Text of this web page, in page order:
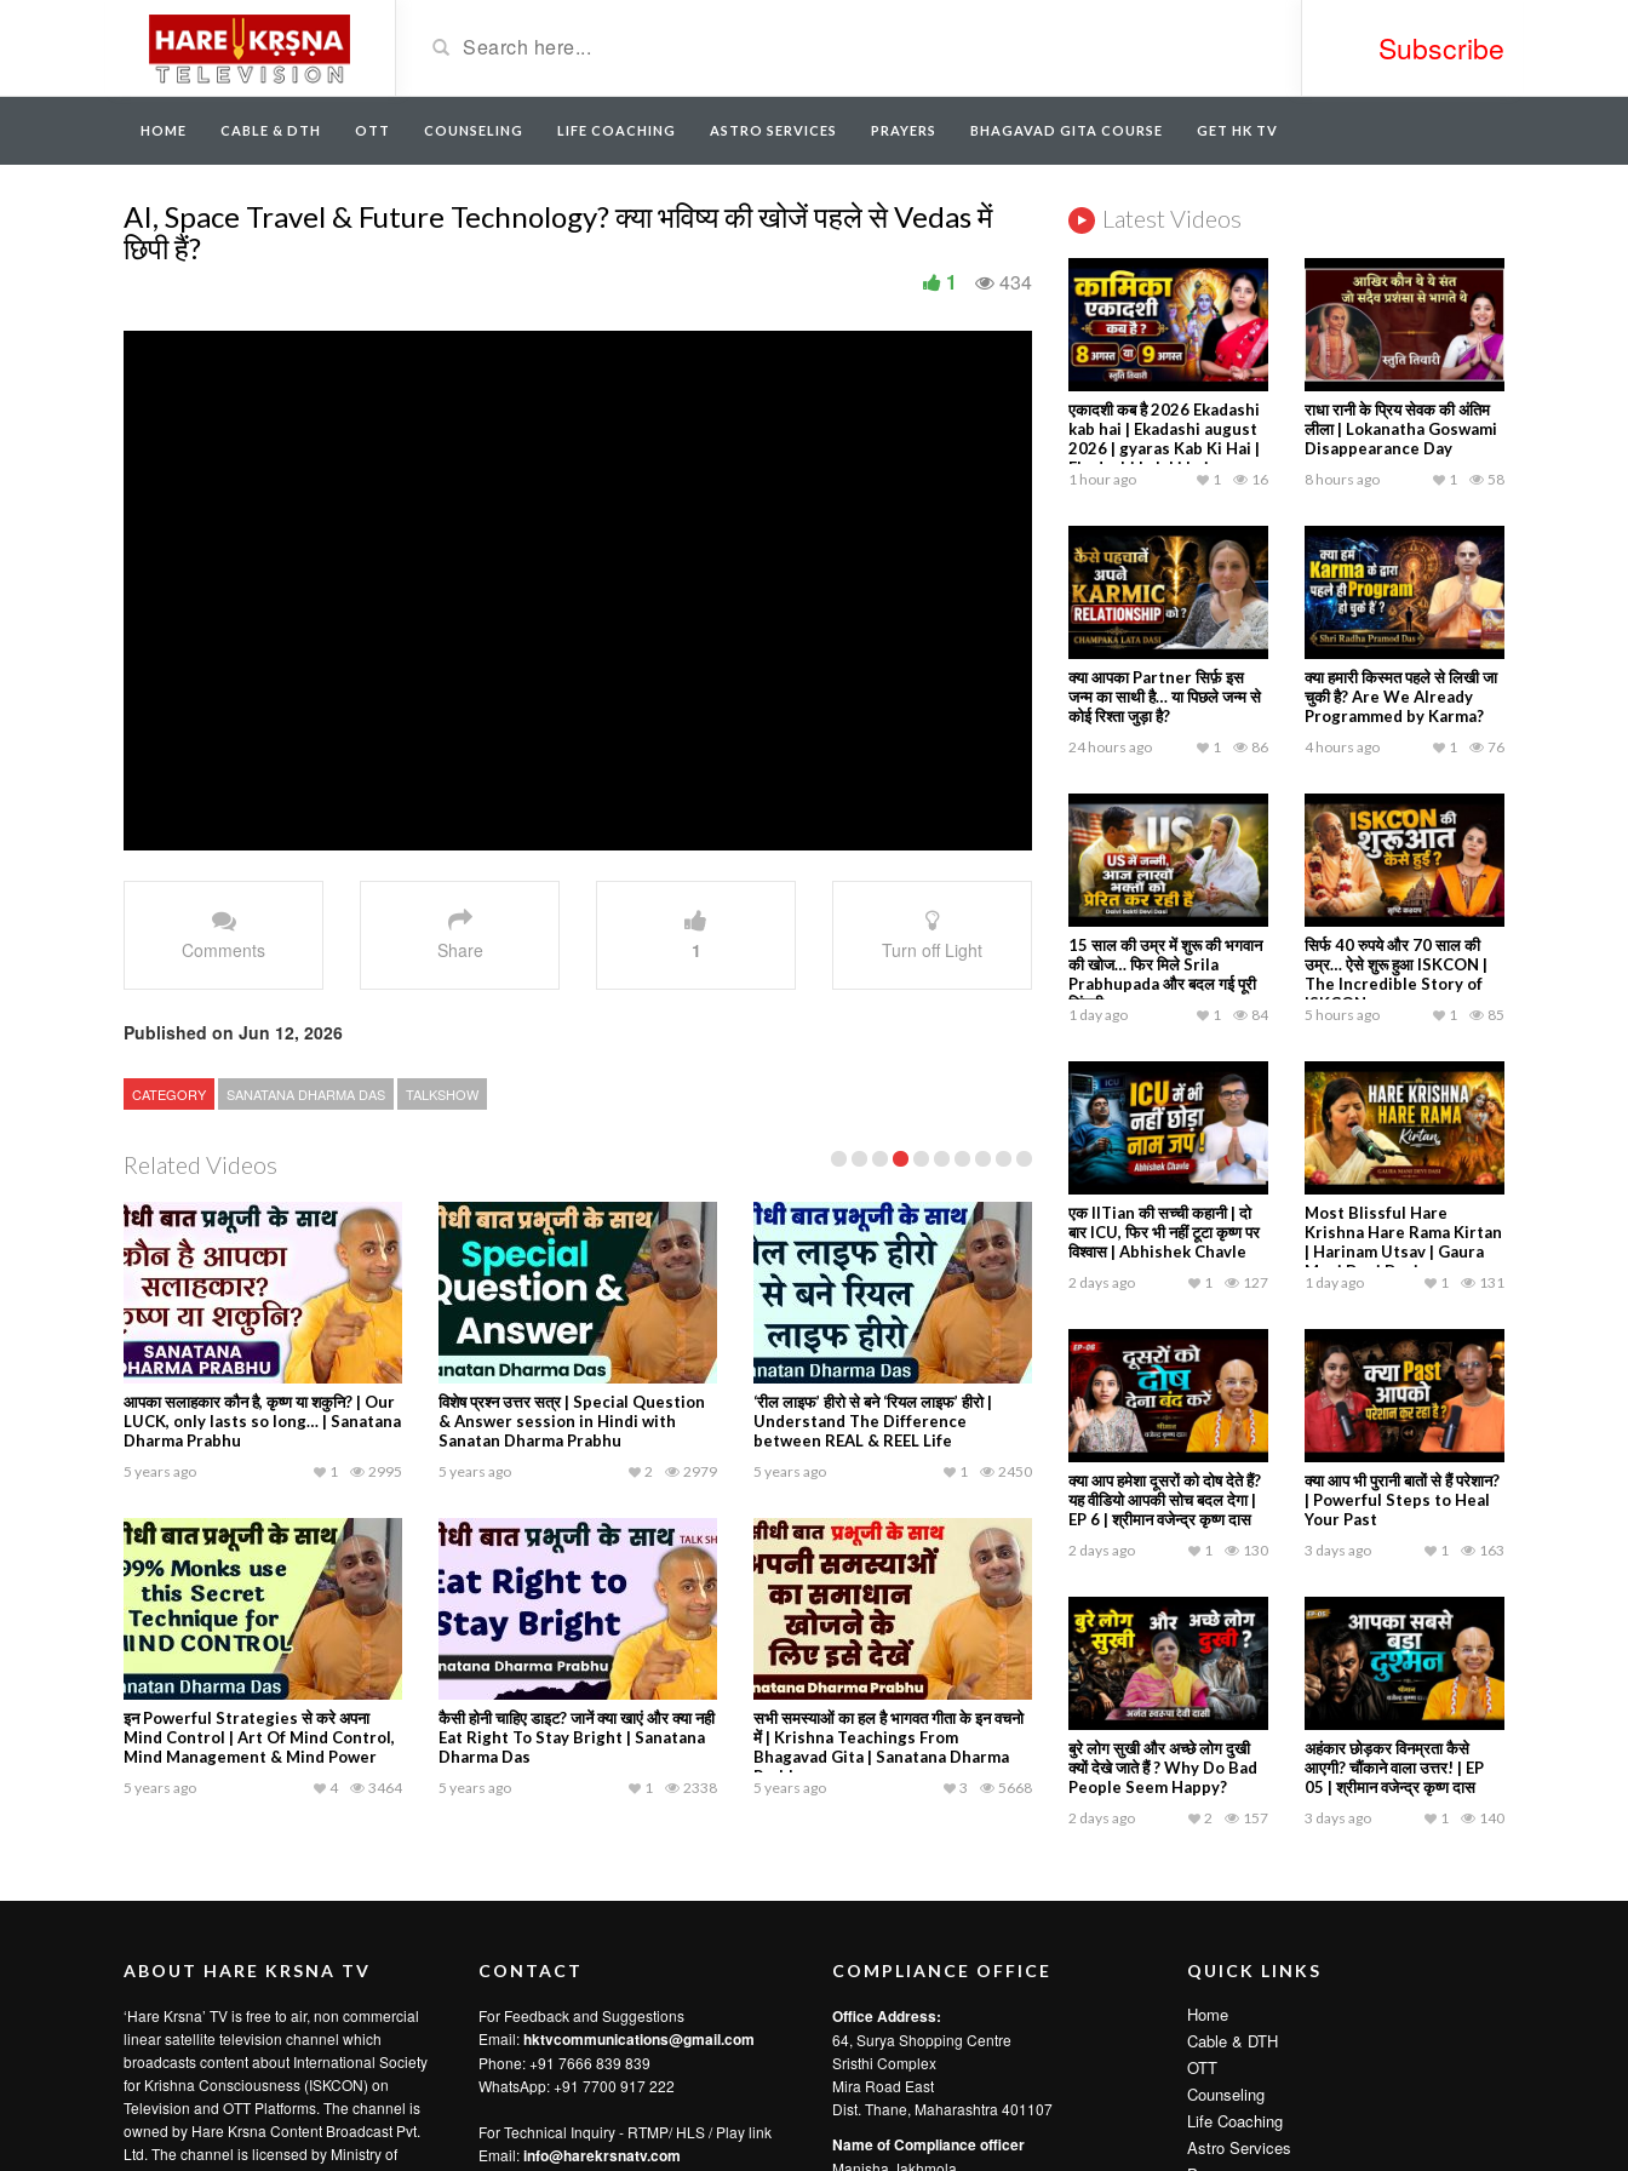
Subscribe
HOME CABLE & DTH OTT COUNSELING LIFE COACHING ASTRO SERVICES PRAYERS BHAGAVAD GITA COURSE GET HK TV
AI, Space Travel & Future Technology? क्या भविष्य की खोजें पहले से Vedas में
छिपी हैं?
434
1
Comments Share 1 Turn off Light
Published on Jun 12, 2026
CATEGORY SANATANA DHARMA DAS TALKSHOW
Related Videos
आपका सलाहकार कौन है, कृष्ण या शकुनि? | Our
LUCK, only lasts so long… | Sanatana
Dharma Prabhu
5 years ago 2995
1
विशेष प्रश्न उत्तर सत्र | Special Question
& Answer session in Hindi with
Sanatan Dharma Prabhu
5 years ago 2979
2
‘रील लाइफ’ हीरो से बने ‘रियल लाइफ’ हीरो |
Understand The Difference
between REAL & REEL Life
5 years ago 2450
1
इन Powerful Strategies से करे अपना
Mind Control | Art Of Mind Control,
Mind Management & Mind Power
5 years ago 3464
4
कैसी होनी चाहिए डाइट? जानें क्या खाएं और क्या नही
Eat Right To Stay Bright | Sanatana
Dharma Das
5 years ago 2338
1
सभी समस्याओं का हल है भागवत गीता के इन वचनो
में | Krishna Teachings From
Bhagavad Gita | Sanatana Dharma
Prabhu
5 years ago 5668
3
Latest Videos
एकादशी कब है 2026 Ekadashi
kab hai | Ekadashi august
2026 | gyaras Kab Ki Hai |
Ekadashi kab ki hai
1 hour ago 16
1
राधा रानी के प्रिय सेवक की अंतिम
लीला | Lokanatha Goswami
Disappearance Day
8 hours ago 58
1
क्या आपका Partner सिर्फ़ इस
जन्म का साथी है… या पिछले जन्म से
कोई रिश्ता जुड़ा है?
24 hours ago 86
1
क्या हमारी किस्मत पहले से लिखी जा
चुकी है? Are We Already
Programmed by Karma?
4 hours ago 76
1
15 साल की उम्र में शुरू की भगवान
की खोज… फिर मिले Srila
Prabhupada और बदल गई पूरी
जिंदगी
1 day ago 84
1
सिर्फ 40 रुपये और 70 साल की
उम्र… ऐसे शुरू हुआ ISKCON |
The Incredible Story of
ISKCON
5 hours ago 85
1
एक IITian की सच्ची कहानी | दो
बार ICU, फिर भी नहीं टूटा कृष्ण पर
विश्वास | Abhishek Chavle
2 days ago 127
1
Most Blissful Hare
Krishna Hare Rama Kirtan
| Harinam Utsav | Gaura
Mani Devi Dasi
1 day ago 131
1
क्या आप हमेशा दूसरों को दोष देते हैं?
यह वीडियो आपकी सोच बदल देगा |
EP 6 | श्रीमान वजेन्द्र कृष्ण दास
2 days ago 130
1
क्या आप भी पुरानी बातों से हैं परेशान?
| Powerful Steps to Heal
Your Past
3 days ago 163
1
बुरे लोग सुखी और अच्छे लोग दुखी
क्यों देखे जाते हैं ? Why Do Bad
People Seem Happy?
2 days ago 157
2
अहंकार छोड़कर विनम्रता कैसे
आएगी? चौंकाने वाला उत्तर! | EP
05 | श्रीमान वजेन्द्र कृष्ण दास
3 days ago 140
1
ABOUT HARE KRSNA TV
‘Hare Krsna’ TV is free to air, non commercial
linear satellite television channel which
broadcasts content about International Society
for Krishna Consciousness (ISKCON) on
Television and OTT Platforms. The channel is
owned by Hare Krsna Content Broadcast Pvt.
Ltd. The channel is licensed by Ministry of
CONTACT
For Feedback and Suggestions
Email:hktvcommunications@gmail.com
Phone: +91 7666 839 839
WhatsApp:+91 7700 917 222
For Technical Inquiry - RTMP/ HLS / Play link
Email:info@harekrsnatv.com
COMPLIANCE OFFICE
Office Address:
64, Surya Shopping Centre
Sristhi Complex
Mira Road East
Dist. Thane, Maharashtra 401107
Name of Compliance officer
QUICK LINKS
Home
Cable & DTH
OTT
Counseling
Life Coaching
Astro Services